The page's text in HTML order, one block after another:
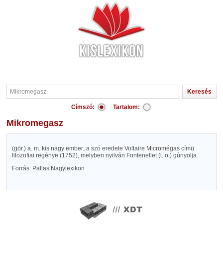
Címszó: Tartalom:
Mikromegasz
(gör.) a. m. kis nagy ember; a szó eredete Voltaire Micromégas címü
filozofiai regénye (1752), melyben nyilván Fontenellet (l. o.) gúnyolja.
Forrás: Pallas Nagylexikon